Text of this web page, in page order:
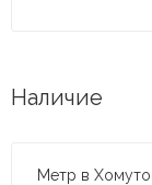
Наличие
Метр в